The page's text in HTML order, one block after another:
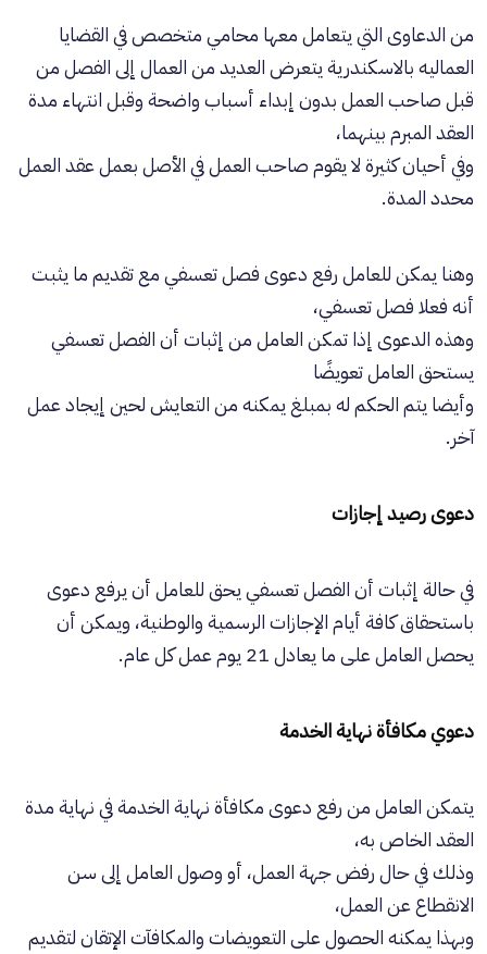
من الدعاوى التي يتعامل معها محامي متخصص في القضايا
العماليه بالاسكندرية يتعرض العديد من العمال إلى الفصل من
قبل صاحب العمل بدون إبداء أسباب واضحة وقبل انتهاء مدة
العقد المبرم بينهما،
وفي أحيان كثيرة لا يقوم صاحب العمل في الأصل بعمل عقد العمل
محدد المدة.
وهنا يمكن للعامل رفع دعوى فصل تعسفي مع تقديم ما يثبت
أنه فعلا فصل تعسفي،
وهذه الدعوى إذا تمكن العامل من إثبات أن الفصل تعسفي
يستحق العامل تعويضًا
وأيضا يتم الحكم له بمبلغ يمكنه من التعايش لحين إيجاد عمل
آخر.
دعوى رصيد إجازات
في حالة إثبات أن الفصل تعسفي يحق للعامل أن يرفع دعوى
باستحقاق كافة أيام الإجازات الرسمية والوطنية، ويمكن أن
يحصل العامل على ما يعادل 21 يوم عمل كل عام.
دعوي مكافأة نهاية الخدمة
يتمكن العامل من رفع دعوى مكافأة نهاية الخدمة في نهاية مدة
العقد الخاص به،
وذلك في حال رفض جهة العمل، أو وصول العامل إلى سن
الانقطاع عن العمل،
وبهذا يمكنه الحصول على التعويضات والمكافآت الإتقان لتقديم